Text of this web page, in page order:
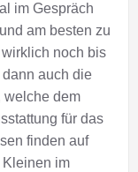
im Gespräch
am besten zu
noch bis
auch die
welche dem
für das
finden auf
im